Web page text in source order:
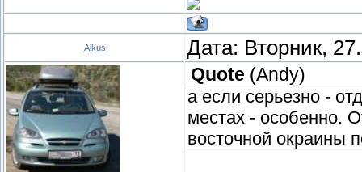
Alkus Дата: Вторник,
Quote (Andy)
а если серьезно -
местах - особенно.
восточной окраины